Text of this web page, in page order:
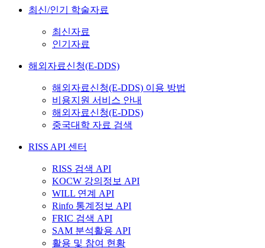
최신/인기 학술자료
최신자료
인기자료
해외자료신청(E-DDS)
해외자료신청(E-DDS) 이용 방법
비용지원 서비스 안내
해외자료신청(E-DDS)
중국대학 자료 검색
RISS API 센터
RISS 검색 API
KOCW 강의정보 API
WILL 연계 API
Rinfo 통계정보 API
FRIC 검색 API
SAM 분석활용 API
활용 및 참여 현황